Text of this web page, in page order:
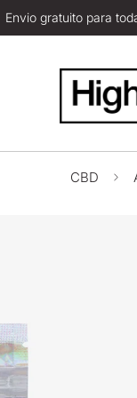
Envio gratuito para
CBD